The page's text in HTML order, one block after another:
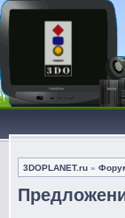
3DOPLANET.ru »